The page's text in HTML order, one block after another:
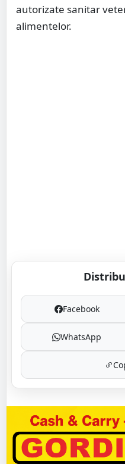
autorizate sanitar
alimentelor.
Facebook
WhatsApp